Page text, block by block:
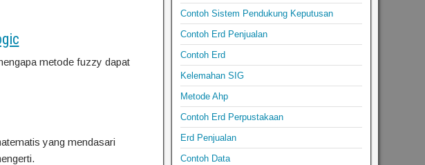
metode fuzzy dapat
yang mendasari
Contoh Sistem Pendukung Keputusan
Contoh Erd Penjualan
Contoh Erd
Kelemahan SIG
Metode Ahp
Contoh Erd Perpustakaan
Erd Penjualan
Contoh Data